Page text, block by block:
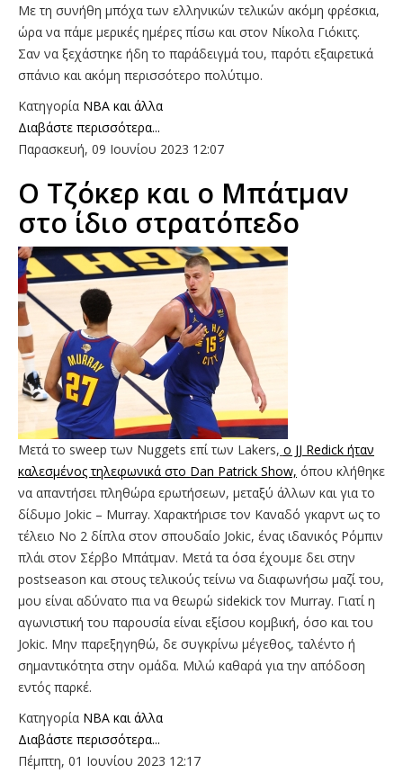
Με τη συνήθη μπόχα των ελληνικών τελικών ακόμη φρέσκια,
ώρα να πάμε μερικές ημέρες πίσω και στον Νίκολα Γιόκιτς.
Σαν να ξεχάστηκε ήδη το παράδειγμά του, παρότι εξαιρετικά
σπάνιο και ακόμη περισσότερο πολύτιμο.
Κατηγορία NBA και άλλα
Διαβάστε περισσότερα...
Παρασκευή, 09 Ιουνίου 2023 12:07
Ο Τζόκερ και ο Μπάτμαν
στο ίδιο στρατόπεδο
Μετά το sweep των Nuggets επί των Lakers, ο JJ Redick ήταν
καλεσμένος τηλεφωνικά στο Dan Patrick Show, όπου κλήθηκε
να απαντήσει πληθώρα ερωτήσεων, μεταξύ άλλων και για το
δίδυμο Jokic – Murray. Χαρακτήρισε τον Καναδό γκαρντ ως το
τέλειο Νο 2 δίπλα στον σπουδαίο Jokic, ένας ιδανικός Ρόμπιν
πλάι στον Σέρβο Μπάτμαν. Μετά τα όσα έχουμε δει στην
postseason και στους τελικούς τείνω να διαφωνήσω μαζί του,
μου είναι αδύνατο πια να θεωρώ sidekick τον Murray. Γιατί η
αγωνιστική του παρουσία είναι εξίσου κομβική, όσο και του
Jokic. Μην παρεξηγηθώ, δε συγκρίνω μέγεθος, ταλέντο ή
σημαντικότητα στην ομάδα. Μιλώ καθαρά για την απόδοση
εντός παρκέ.
Κατηγορία NBA και άλλα
Διαβάστε περισσότερα...
Πέμπτη, 01 Ιουνίου 2023 12:17